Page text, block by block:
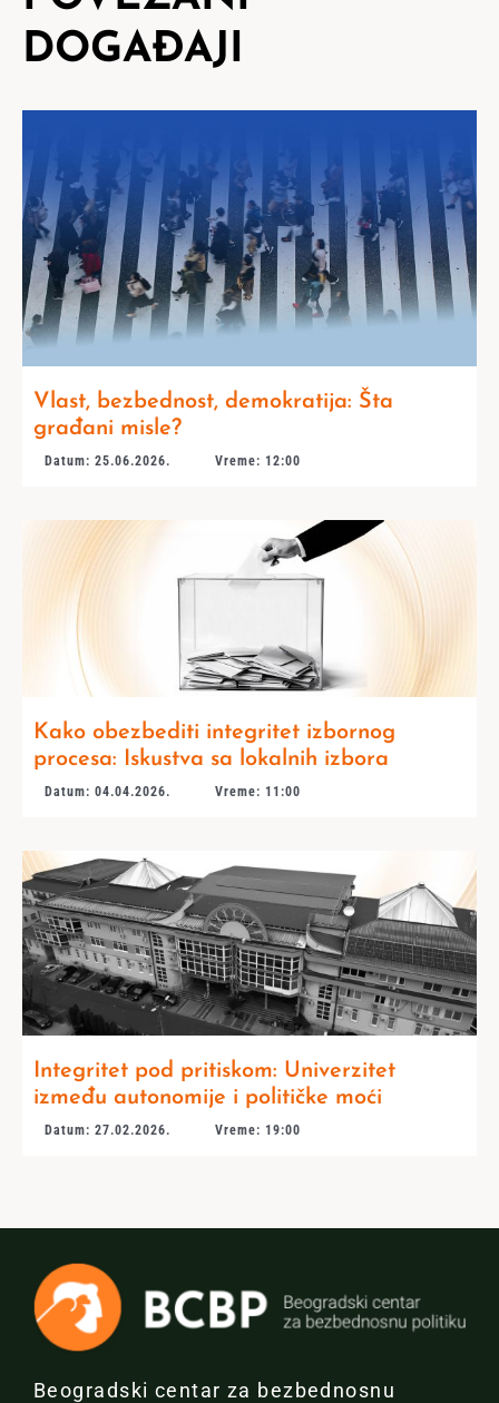
DOGAĐAJI
Vlast, bezbednost, demokratija: Šta
građani misle?
Datum: 25.06.2026. Vreme: 12:00
Kako obezbediti integritet izbornog
procesa: Iskustva sa lokalnih izbora
Datum: 04.04.2026. Vreme: 11:00
Integritet pod pritiskom: Univerzitet
između autonomije i političke moći
Datum: 27.02.2026. Vreme: 19:00
Beogradski centar za bezbednosnu